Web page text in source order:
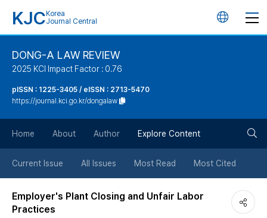
KJC Korea
Journal Central
언
튼
DONG-A LAW REVIEW
2025 KCI Impact Factor : 0.76
pISSN : 1225-3405 / eISSN : 2713-5470
https://journal.kci.go.kr/dongalaw
Home About Author Explore Content
Current Issue All Issues Most Read Most Cited
Employer's Plant Closing and Unfair Labor
Practices